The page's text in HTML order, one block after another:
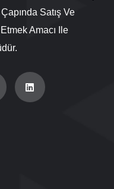
Satış Ve
Amacı Ile